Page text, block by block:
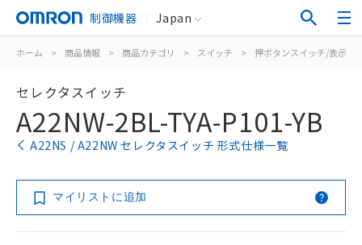
制御機器 Japan
ホーム > 商品情報 > 商品カテゴリ > スイッチ > 押ボタンスイッチ/表示灯
セレクタスイッチ
A22NW-2BL-TYA-P101-YB
A22NS / A22NW セレクタスイッチ 形式仕様一覧
マイリストに追加